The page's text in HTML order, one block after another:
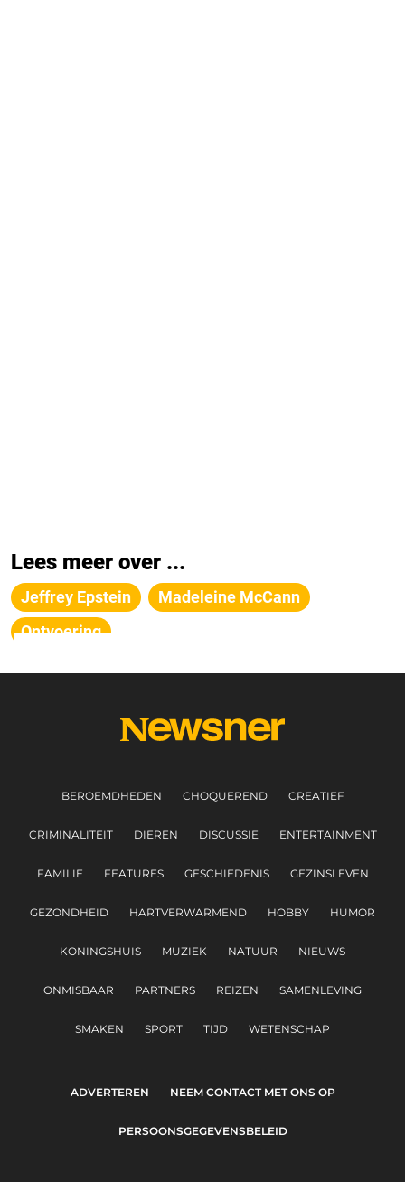
Lees meer over ...
Jeffrey Epstein
Madeleine McCann
Ontvoering
BEROEMDHEDEN CHOQUEREND CREATIEF
CRIMINALITEIT DIEREN DISCUSSIE ENTERTAINMENT
FAMILIE FEATURES GESCHIEDENIS GEZINSLEVEN
GEZONDHEID HARTVERWARMEND HOBBY HUMOR
KONINGSHUIS MUZIEK NATUUR NIEUWS
ONMISBAAR PARTNERS REIZEN SAMENLEVING
SMAKEN SPORT TIJD WETENSCHAP
ADVERTEREN NEEM CONTACT MET ONS OP
PERSOONSGEGEVENSBELEID